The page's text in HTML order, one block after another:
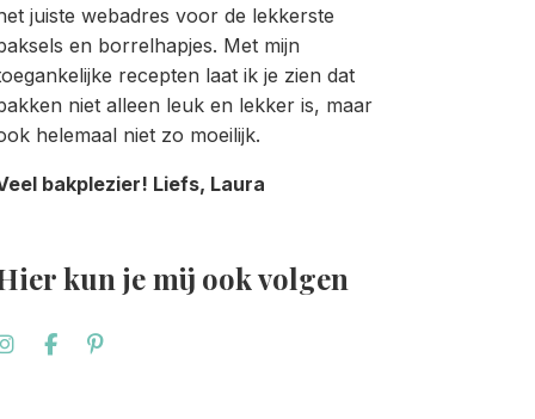
juiste webadres voor de lekkerste
en borrelhapjes. Met mijn
recepten laat ik je zien dat
niet alleen leuk en lekker is, maar
helemaal niet zo moeilijk.
bakplezier! Liefs, Laura
kun je mij ook volgen